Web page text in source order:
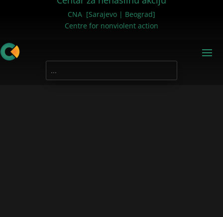
CNA [Sarajevo | Beograd]
Centre for nonviolent action